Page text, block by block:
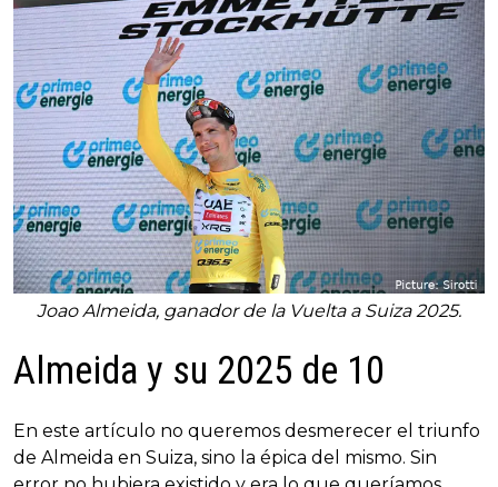
Joao Almeida, ganador de la Vuelta a Suiza 2025.
Almeida y su 2025 de 10
En este artículo no queremos desmerecer el triunfo
de Almeida en Suiza, sino la épica del mismo. Sin